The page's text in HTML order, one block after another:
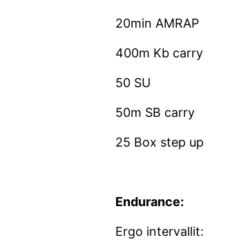
20min AMRAP
400m Kb carry
50 SU
50m SB carry
25 Box step up
Endurance:
Ergo intervallit: